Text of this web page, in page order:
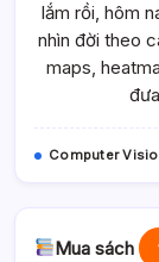
lắm rồi, hôm
nhìn đời theo
maps,
Computer
Mua sách